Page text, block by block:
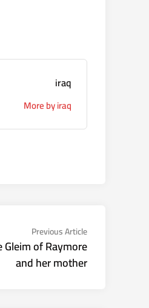
iraq
More by iraq
تصفّح
المقالات
Previous Article
article:
Gleim of Raymore
and her mother